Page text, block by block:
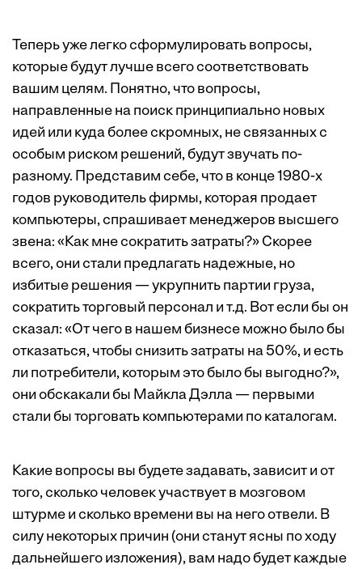
Теперь уже легко сформулировать вопросы,
которые будут лучше всего соответствовать
вашим целям. Понятно, что вопросы,
направленные на поиск прин­ципиально новых
идей или куда более скромных, не связанных с
особым риском решений, будут звучать по-
разному. Представим себе, что в конце 1980-х
годов руководитель фирмы, которая продает
компьютеры, спрашивает менеджеров высшего
звена: «Как мне сократить затраты?» Скорее
всего, они стали предлагать надежные, но
избитые решения — укрупнить партии груза,
сократить торговый персонал и т.д. Вот если бы он
сказал: «От чего в нашем бизнесе можно было бы
отказаться, чтобы снизить затраты на 50%, и есть
ли потребители, которым это было бы выгодно?»,
они обскакали бы Майкла Дэлла — первыми
стали бы торговать компьютерами по каталогам.
Какие вопросы вы будете задавать, зависит и от
того, сколько человек участвует в мозговом
штурме и сколько времени вы на него отвели. В
силу некоторых причин (они станут ясны по ходу
дальнейшего изложения), вам надо будет каждые